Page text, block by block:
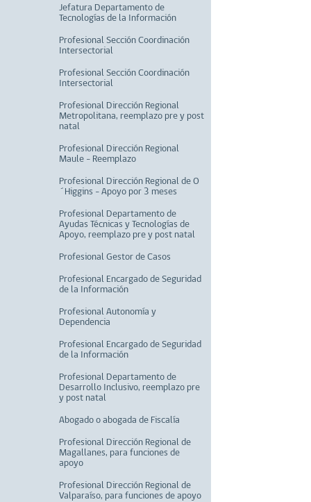
Jefatura Departamento de
Tecnologías de la Información
Profesional Sección Coordinación
Intersectorial
Profesional Sección Coordinación
Intersectorial
Profesional Dirección Regional
Metropolitana, reemplazo pre y post
natal
Profesional Dirección Regional
Maule - Reemplazo
Profesional Dirección Regional de O
´Higgins - Apoyo por 3 meses
Profesional Departamento de
Ayudas Técnicas y Tecnologías de
Apoyo, reemplazo pre y post natal
Profesional Gestor de Casos
Profesional Encargado de Seguridad
de la Información
Profesional Autonomía y
Dependencia
Profesional Encargado de Seguridad
de la Información
Profesional Departamento de
Desarrollo Inclusivo, reemplazo pre
y post natal
Abogado o abogada de Fiscalía
Profesional Dirección Regional de
Magallanes, para funciones de
apoyo
Profesional Dirección Regional de
Valparaíso, para funciones de apoyo